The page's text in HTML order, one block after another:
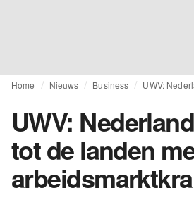
Home Nieuws Business
UWV:
tot de landen